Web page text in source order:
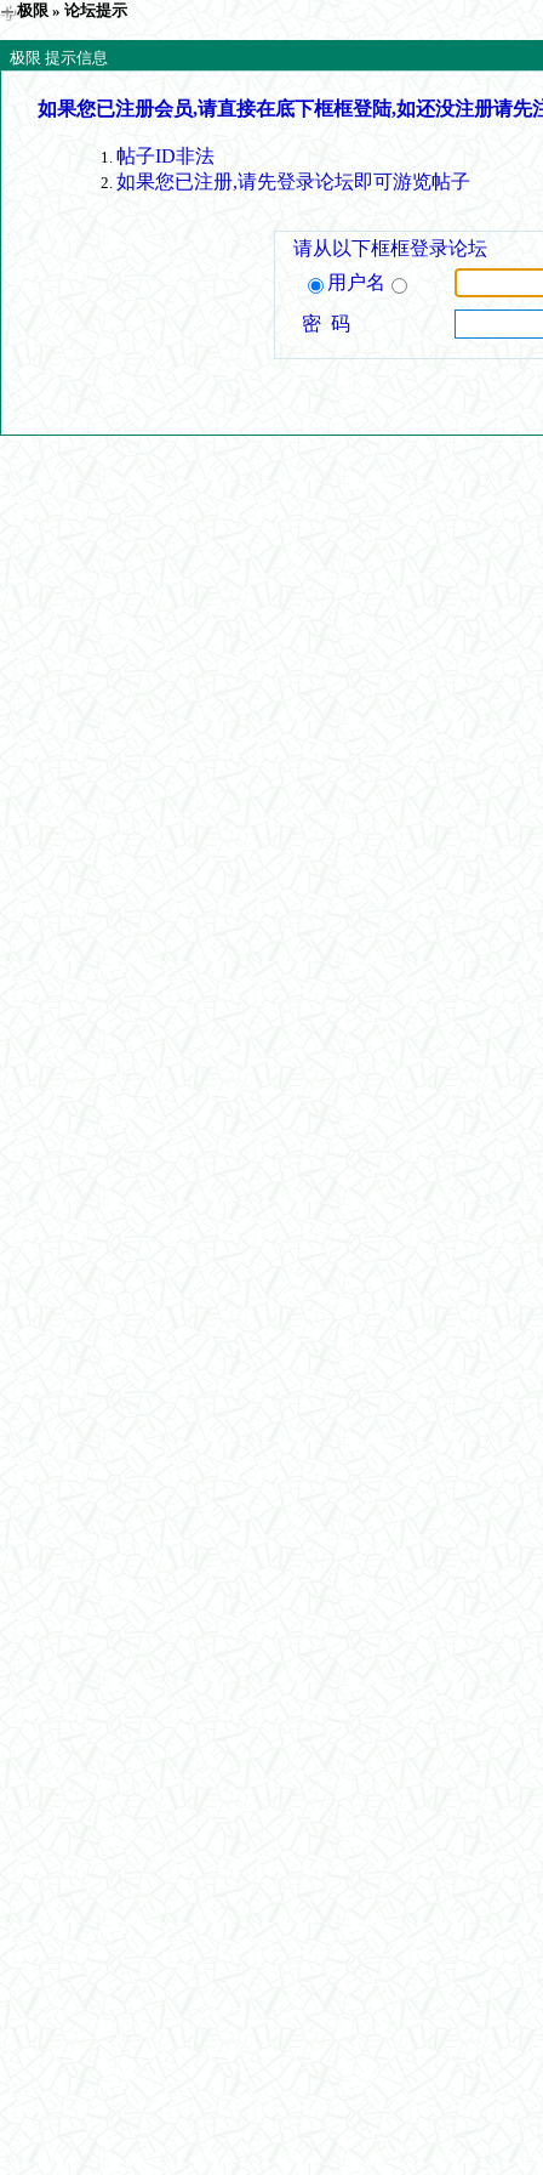
极限 » 论坛提示
极限 提示信息
如果您已注册会员,请直接在底下框框登陆,如还没注册请先
帖子ID非法
如果您已注册,请先登录论坛即可游览帖子
请从以下框框登录论坛
用户名
密 码